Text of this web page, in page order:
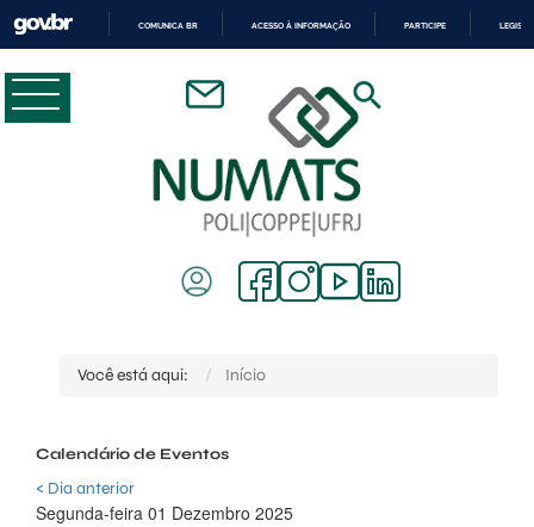
CONTEÚDO
COMUNICA BR ACESSO À INFORMAÇÃO PARTICIPE
Você está aqui: Início
Calendário de Eventos
< Dia anterior
Segunda-feira 01 Dezembro 2025